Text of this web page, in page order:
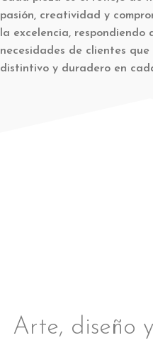
pasión, creatividad y
la excelencia, respondiendo
necesidades de clientes que
distintivo y duradero en
Arte, diseño